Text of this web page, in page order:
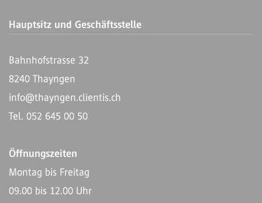
Hauptsitz und Geschäftsstelle
Bahnhofstrasse 32
8240 Thayngen
info@thayngen.clientis.ch
Tel. 052 645 00 50
Öffnungszeiten
Montag bis Freitag
09.00 bis 12.00 Uhr